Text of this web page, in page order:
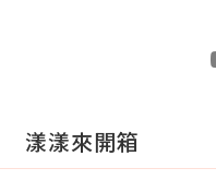
漾漾來開箱